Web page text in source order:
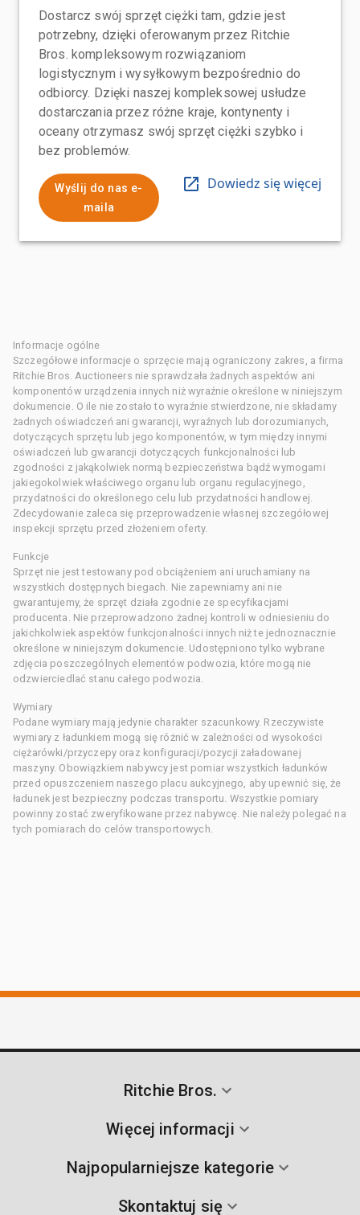
Dostarcz swój sprzęt ciężki tam, gdzie jest
potrzebny, dzięki oferowanym przez Ritchie
Bros. kompleksowym rozwiązaniom
logistycznym i wysyłkowym bezpośrednio do
odbiorcy. Dzięki naszej kompleksowej usłudze
dostarczania przez różne kraje, kontynenty i
oceany otrzymasz swój sprzęt ciężki szybko i
bez problemów.
Wyślij do nas e-
maila
Dowiedz się więcej
Informacje ogólne
Szczegółowe informacje o sprzęcie mają ograniczony zakres, a firma
Ritchie Bros. Auctioneers nie sprawdzała żadnych aspektów ani
komponentów urządzenia innych niż wyraźnie określone w niniejszym
dokumencie. O ile nie zostało to wyraźnie stwierdzone, nie składamy
żadnych oświadczeń ani gwarancji, wyraźnych lub dorozumianych,
dotyczących sprzętu lub jego komponentów, w tym między innymi
oświadczeń lub gwarancji dotyczących funkcjonalności lub
zgodności z jakąkolwiek normą bezpieczeństwa bądź wymogami
jakiegokolwiek właściwego organu lub organu regulacyjnego,
przydatności do określonego celu lub przydatności handlowej.
Zdecydowanie zaleca się przeprowadzenie własnej szczegółowej
inspekcji sprzętu przed złożeniem oferty.
Funkcje
Sprzęt nie jest testowany pod obciążeniem ani uruchamiany na
wszystkich dostępnych biegach. Nie zapewniamy ani nie
gwarantujemy, że sprzęt działa zgodnie ze specyfikacjami
producenta. Nie przeprowadzono żadnej kontroli w odniesieniu do
jakichkolwiek aspektów funkcjonalności innych niż te jednoznacznie
określone w niniejszym dokumencie. Udostępniono tylko wybrane
zdjęcia poszczególnych elementów podwozia, które mogą nie
odzwierciedlać stanu całego podwozia.
Wymiary
Podane wymiary mają jedynie charakter szacunkowy. Rzeczywiste
wymiary z ładunkiem mogą się różnić w zależności od wysokości
ciężarówki/przyczepy oraz konfiguracji/pozycji załadowanej
maszyny. Obowiązkiem nabywcy jest pomiar wszystkich ładunków
przed opuszczeniem naszego placu aukcyjnego, aby upewnić się, że
ładunek jest bezpieczny podczas transportu. Wszystkie pomiary
powinny zostać zweryfikowane przez nabywcę. Nie należy polegać na
tych pomiarach do celów transportowych.
Ritchie Bros.
Więcej informacji
Najpopularniejsze kategorie
Skontaktuj się